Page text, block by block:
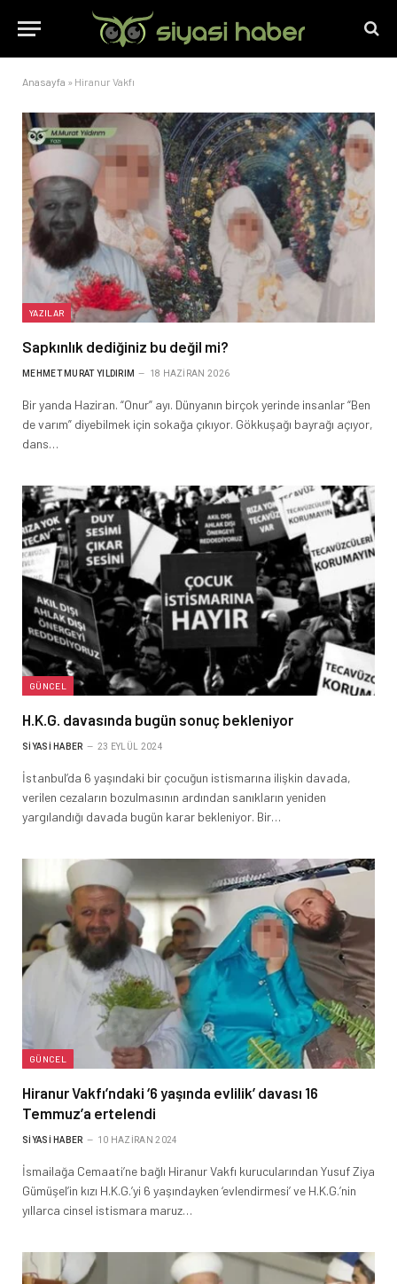
Anasayfa » Hiranur Vakfı
YAZILAR
Sapkınlık dediğiniz bu değil mi?
MEHMET MURAT YILDIRIM 18 HAZIRAN 2026
Bir yanda Haziran. “Onur” ayı. Dünyanın birçok yerinde insanlar “Ben
de varım” diyebilmek için sokağa çıkıyor. Gökkuşağı bayrağı açıyor,
dans…
GÜNCEL
H.K.G. davasında bugün sonuç bekleniyor
SIYASI HABER 23 EYLÜL 2024
İstanbul’da 6 yaşındaki bir çocuğun istismarına ilişkin davada,
verilen cezaların bozulmasının ardından sanıkların yeniden
yargılandığı davada bugün karar bekleniyor. Bir…
GÜNCEL
Hiranur Vakfı’ndaki ‘6 yaşında evlilik’ davası 16
Temmuz’a ertelendi
SIYASI HABER 10 HAZIRAN 2024
İsmailağa Cemaati’ne bağlı Hiranur Vakfı kurucularından Yusuf Ziya
Gümüşel’in kızı H.K.G.’yi 6 yaşındayken ‘evlendirmesi’ ve H.K.G.’nin
yıllarca cinsel istismara maruz…